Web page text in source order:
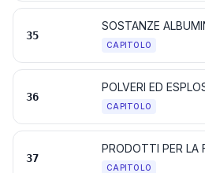
35
CAPITOLO
36
CAPITOLO
37
CAPITOLO